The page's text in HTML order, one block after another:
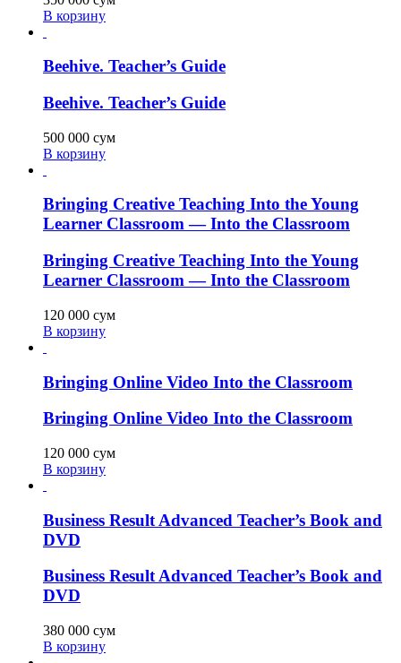
В корзину
Beehive. Teacher’s Guide
Beehive. Teacher’s Guide
500 000 сум
В корзину
Bringing Creative Teaching Into the Young
Learner Classroom — Into the Classroom
Bringing Creative Teaching Into the Young
Learner Classroom — Into the Classroom
120 000 сум
В корзину
Bringing Online Video Into the Classroom
Bringing Online Video Into the Classroom
120 000 сум
В корзину
Business Result Advanced Teacher’s Book and
DVD
Business Result Advanced Teacher’s Book and
DVD
380 000 сум
В корзину